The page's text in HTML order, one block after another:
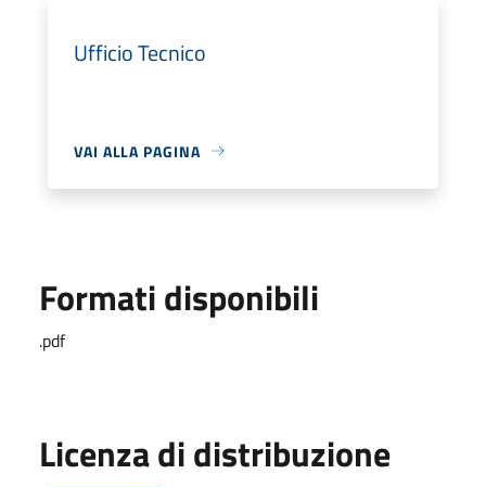
Ufficio Tecnico
VAI ALLA PAGINA
Formati disponibili
.pdf
Licenza di distribuzione